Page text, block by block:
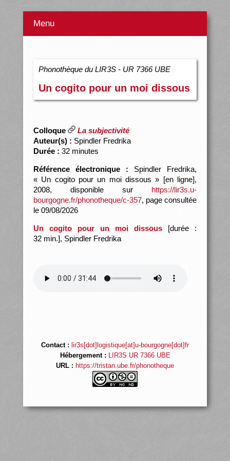
Menu
Phonothèque du LIR3S - UR 7366 UBE
Un cogito pour un moi dissous
Colloque
La subjectivité
Auteur(s) : Spindler Fredrika
Durée : 32 minutes
Référence électronique : Spindler Fredrika,
« Un cogito pour un moi dissous » [en ligne],
2008, disponible sur https://lir3s.u-
bourgogne.fr/phonotheque/c-357, page consultée
le 09/08/2026
Un cogito pour un moi dissous [durée :
32 min.], Spindler Fredrika
Contact : lir3s[dot]logistique[at]u-bourgogne[dot]fr
Hébergement : LIR3S UR 7366 UBE
URL : https://tristan.ube.fr/phonotheque